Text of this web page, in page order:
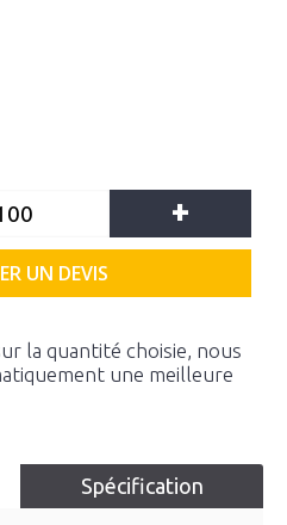
+
UN DEVIS
la quantité choisie, nous
une meilleure
Spécification